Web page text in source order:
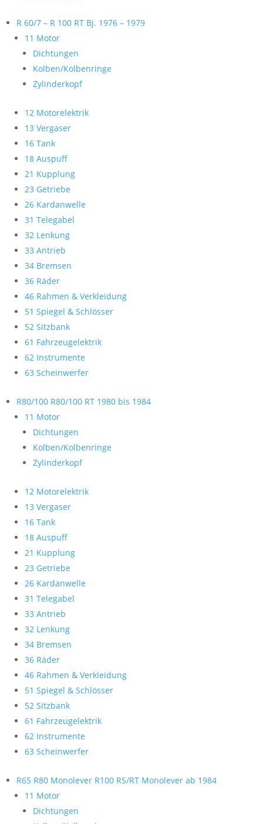
R 60/7 – R 100 RT Bj. 1976 – 1979
11 Motor
Dichtungen
Kolben/Kolbenringe
Zylinderkopf
12 Motorelektrik
13 Vergaser
16 Tank
18 Auspuff
21 Kupplung
23 Getriebe
26 Kardanwelle
31 Telegabel
32 Lenkung
33 Antrieb
34 Bremsen
36 Räder
46 Rahmen & Verkleidung
51 Spiegel & Schlösser
52 Sitzbank
61 Fahrzeugelektrik
62 Instrumente
63 Scheinwerfer
R80/100 R80/100 RT 1980 bis 1984
11 Motor
Dichtungen
Kolben/Kolbenringe
Zylinderkopf
12 Motorelektrik
13 Vergaser
16 Tank
18 Auspuff
21 Kupplung
23 Getriebe
26 Kardanwelle
31 Telegabel
33 Antrieb
32 Lenkung
34 Bremsen
36 Räder
46 Rahmen & Verkleidung
51 Spiegel & Schlösser
52 Sitzbank
61 Fahrzeugelektrik
62 Instrumente
63 Scheinwerfer
R65 R80 Monolever R100 RS/RT Monolever ab 1984
11 Motor
Dichtungen